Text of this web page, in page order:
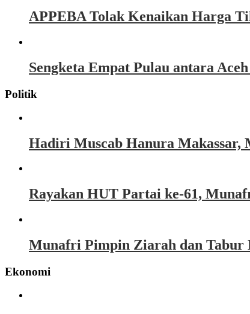
APPEBA Tolak Kenaikan Harga
Sengketa Empat Pulau antara
Politik
Hadiri Muscab Hanura Makassar,
Rayakan HUT Partai ke-61,
Munafri Pimpin Ziarah dan Tabur
Ekonomi